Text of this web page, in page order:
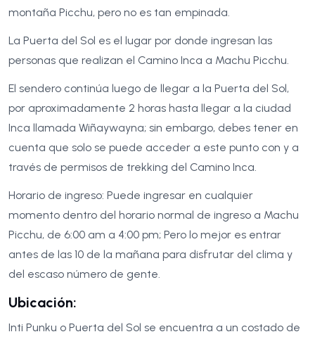
montaña Picchu, pero no es tan empinada.
La Puerta del Sol es el lugar por donde ingresan las
personas que realizan el Camino Inca a Machu Picchu.
El sendero continúa luego de llegar a la Puerta del Sol,
por aproximadamente 2 horas hasta llegar a la ciudad
Inca llamada Wiñaywayna; sin embargo, debes tener en
cuenta que solo se puede acceder a este punto con y a
través de permisos de trekking del Camino Inca.
Horario de ingreso: Puede ingresar en cualquier
momento dentro del horario normal de ingreso a Machu
Picchu, de 6:00 am a 4:00 pm; Pero lo mejor es entrar
antes de las 10 de la mañana para disfrutar del clima y
del escaso número de gente.
Ubicación:
Inti Punku o Puerta del Sol se encuentra a un costado de